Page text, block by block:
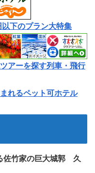
下のプラン大特集
アーを探す列車・飛行
れるペット可ホテル
佐竹家の巨大城郭 久